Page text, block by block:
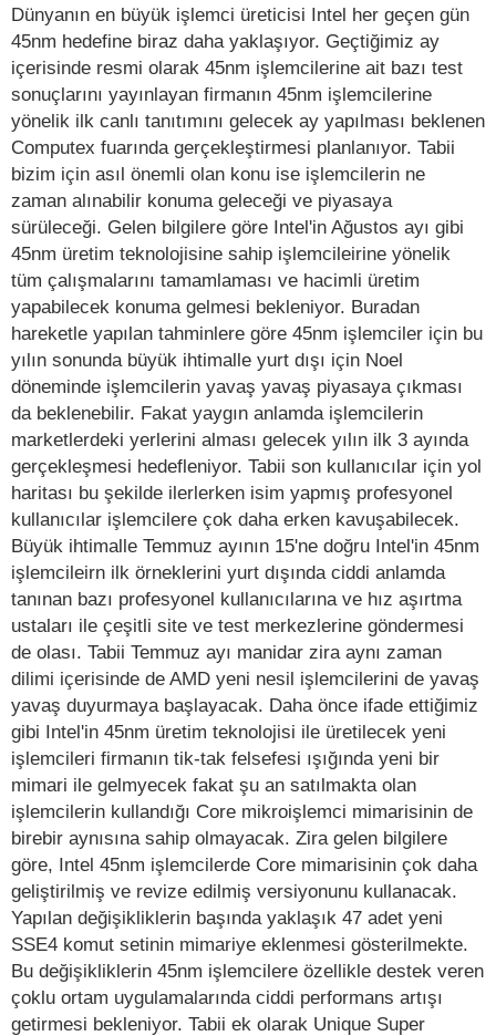
Dünyanın en büyük işlemci üreticisi Intel her geçen gün
45nm hedefine biraz daha yaklaşıyor. Geçtiğimiz ay
içerisinde resmi olarak 45nm işlemcilerine ait bazı test
sonuçlarını yayınlayan firmanın 45nm işlemcilerine
yönelik ilk canlı tanıtımını gelecek ay yapılması beklenen
Computex fuarında gerçekleştirmesi planlanıyor. Tabii
bizim için asıl önemli olan konu ise işlemcilerin ne
zaman alınabilir konuma geleceği ve piyasaya
sürüleceği. Gelen bilgilere göre Intel'in Ağustos ayı gibi
45nm üretim teknolojisine sahip işlemcileirine yönelik
tüm çalışmalarını tamamlaması ve hacimli üretim
yapabilecek konuma gelmesi bekleniyor. Buradan
hareketle yapılan tahminlere göre 45nm işlemciler için bu
yılın sonunda büyük ihtimalle yurt dışı için Noel
döneminde işlemcilerin yavaş yavaş piyasaya çıkması
da beklenebilir. Fakat yaygın anlamda işlemcilerin
marketlerdeki yerlerini alması gelecek yılın ilk 3 ayında
gerçekleşmesi hedefleniyor. Tabii son kullanıcılar için yol
haritası bu şekilde ilerlerken isim yapmış profesyonel
kullanıcılar işlemcilere çok daha erken kavuşabilecek.
Büyük ihtimalle Temmuz ayının 15'ne doğru Intel'in 45nm
işlemcileirn ilk örneklerini yurt dışında ciddi anlamda
tanınan bazı profesyonel kullanıcılarına ve hız aşırtma
ustaları ile çeşitli site ve test merkezlerine göndermesi
de olası. Tabii Temmuz ayı manidar zira aynı zaman
dilimi içerisinde de AMD yeni nesil işlemcilerini de yavaş
yavaş duyurmaya başlayacak. Daha önce ifade ettiğimiz
gibi Intel'in 45nm üretim teknolojisi ile üretilecek yeni
işlemcileri firmanın tik-tak felsefesi ışığında yeni bir
mimari ile gelmyecek fakat şu an satılmakta olan
işlemcilerin kullandığı Core mikroişlemci mimarisinin de
birebir aynısına sahip olmayacak. Zira gelen bilgilere
göre, Intel 45nm işlemcilerde Core mimarisinin çok daha
geliştirilmiş ve revize edilmiş versiyonunu kullanacak.
Yapılan değişikliklerin başında yaklaşık 47 adet yeni
SSE4 komut setinin mimariye eklenmesi gösterilmekte.
Bu değişikliklerin 45nm işlemcilere özellikle destek veren
çoklu ortam uygulamalarında ciddi performans artışı
getirmesi bekleniyor. Tabii ek olarak Unique Super